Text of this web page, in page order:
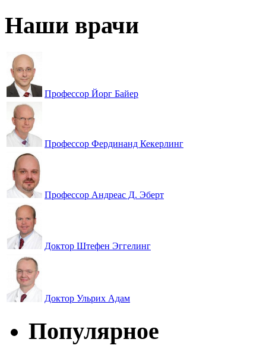
Наши врачи
Профессор Йорг Байер
Профессор Фердинанд Кекерлинг
Профессор Андреас Д. Эберт
Доктор Штефен Эггелинг
Доктор Ульрих Адам
Популярное